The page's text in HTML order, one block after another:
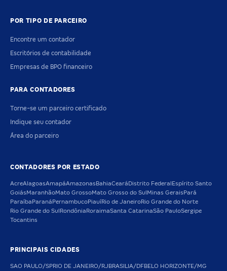
POR TIPO DE PARCEIRO
Encontre um contador
Escritórios de contabilidade
Empresas de BPO financeiro
PARA CONTADORES
Torne-se um parceiro certificado
Indique seu contador
Área do parceiro
CONTADORES POR ESTADO
AcreAlagoasAmapáAmazonas BahiaCeará Distrito Federal Espírito Santo
GoiásMaranhãoMato GrossoMato Grosso do Sul Minas Gerais Pará
Paraíba Paraná PernambucoPiauíRio de JaneiroRio Grande do Norte
Rio Grande do Sul Rondônia RoraimaSanta CatarinaSão PauloSergipe
Tocantins
PRINCIPAIS CIDADES
SAO PAULO/SPRIO DE JANEIRO/RJBRASILIA/DFBELO HORIZONTE/MG